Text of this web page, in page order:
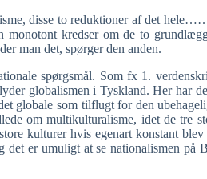
disse to reduktioner af det
kredser om de to
man det, spørger den anden.
spørgsmål. Som fx 1.
globalismen i Tyskland. Her har
globale som tilflugt for den
om multikulturalisme, idet de tre
kulturer hvis egenart konstant
er umuligt at se nationalismen på